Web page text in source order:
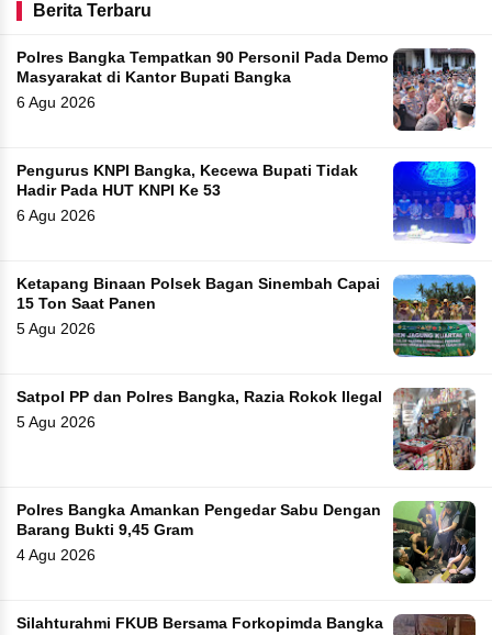
Berita Terbaru
Polres Bangka Tempatkan 90 Personil Pada Demo
Masyarakat di Kantor Bupati Bangka
6 Agu 2026
Pengurus KNPI Bangka, Kecewa Bupati Tidak
Hadir Pada HUT KNPI Ke 53
6 Agu 2026
Ketapang Binaan Polsek Bagan Sinembah Capai
15 Ton Saat Panen
5 Agu 2026
Satpol PP dan Polres Bangka, Razia Rokok Ilegal
5 Agu 2026
Polres Bangka Amankan Pengedar Sabu Dengan
Barang Bukti 9,45 Gram
4 Agu 2026
Silahturahmi FKUB Bersama Forkopimda Bangka